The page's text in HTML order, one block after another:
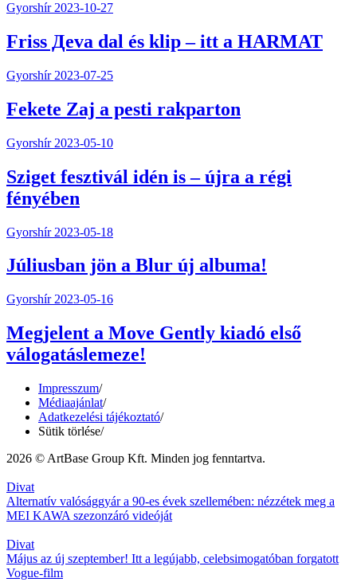
Gyorshír 2023-10-27
Friss Дeva dal és klip – itt a HARMAT
Gyorshír 2023-07-25
Fekete Zaj a pesti rakparton
Gyorshír 2023-05-10
Sziget fesztivál idén is – újra a régi
fényében
Gyorshír 2023-05-18
Júliusban jön a Blur új albuma!
Gyorshír 2023-05-16
Megjelent a Move Gently kiadó első
válogatáslemeze!
Impresszum/
Médiaajánlat/
Adatkezelési tájékoztató/
Sütik törlése/
2026 © ArtBase Group Kft. Minden jog fenntartva.
Divat
Alternatív valósággyár a 90-es évek szellemében: nézzétek meg a
MEI KAWA szezonzáró videóját
Divat
Május az új szeptember! Itt a legújabb, celebsimogatóban forgatott
Vogue-film